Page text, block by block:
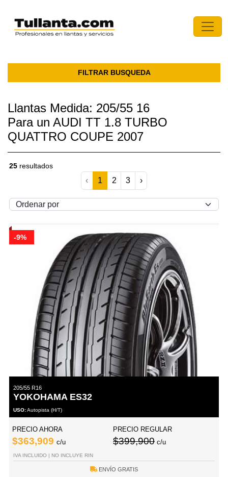
FILTRAR BUSQUEDA
Llantas Medida: 205/55 16
Para un AUDI TT 1.8 TURBO
QUATTRO COUPE 2007
25 resultados
‹ 1 2 3 ›
-9%
205/55 R16
YOKOHAMA ES32
USO:Autopista (H/T)
PRECIO AHORA
$363,909 c/u
PRECIO REGULAR
$399,900 c/u
IVA INCLUIDO | NO INCLUYE RIN
ENVÍO GRATIS